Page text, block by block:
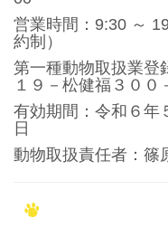
営業時間：9:30 ～
約制）
第一種動物取扱業登
１９－松健福３００
有効期間：令和６年
日
動物取扱責任者：